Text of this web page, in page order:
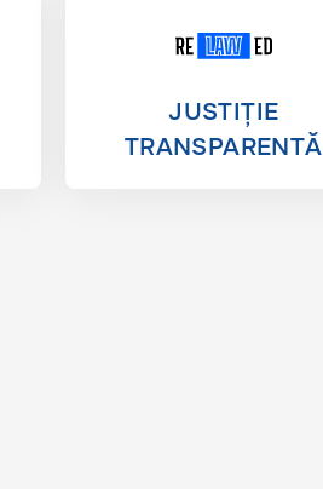
JUSTIȚIE
TRANSPARENTĂ